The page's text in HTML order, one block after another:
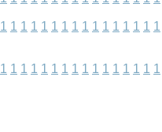
1 1 1 1 1 1 1 1 1 1 1 1 1 1 1 1
1 1 1 1 1 1 1 1 1 1 1 1 1 1 1 1